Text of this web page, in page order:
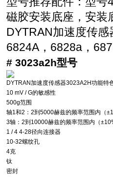
磁胶安装底座，安装
DYTRAN加速度传
6824A ， 6828a ，
# 3023a2h型号
DYTRAN加速度传感器3023A2H功能特
10 mV / G的敏感性
500g范围
轴1和2：2到5000赫兹的频率范围内（
3轴：2到10000赫兹的频率范围内（
1 / 4 4-28径向连接器
10-32螺纹孔
4克
钛
密封